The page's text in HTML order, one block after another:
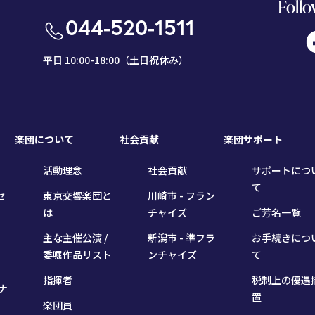
044-520-1511
平日 10:00-18:00（土日祝休み）
楽団について
活動理念
東京交響楽団と
は
主な主催公演 /
委嘱作品リスト
指揮者
楽団員
社会貢献
社会貢献
川崎市 - フラン
チャイズ
新潟市 - 準フラ
ンチャイズ
楽団サポート
サポートにつ
て
ご芳名一覧
お手続きにつ
て
税制上の優遇
置